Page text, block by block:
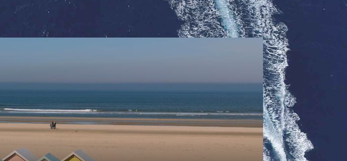
Nos magazines